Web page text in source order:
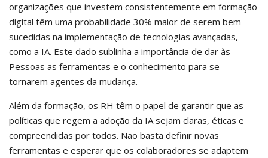
organizações que investem consistentemente em formação
digital têm uma probabilidade 30% maior de serem bem-
sucedidas na implementação de tecnologias avançadas,
como a IA. Este dado sublinha a importância de dar às
Pessoas as ferramentas e o conhecimento para se
tornarem agentes da mudança.
Além da formação, os RH têm o papel de garantir que as
políticas que regem a adoção da IA sejam claras, éticas e
compreendidas por todos. Não basta definir novas
ferramentas e esperar que os colaboradores se adaptem